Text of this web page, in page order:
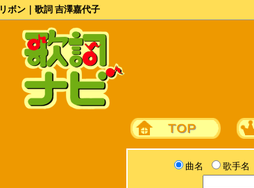
リボン｜歌詞 吉澤嘉代子
曲名 歌手名